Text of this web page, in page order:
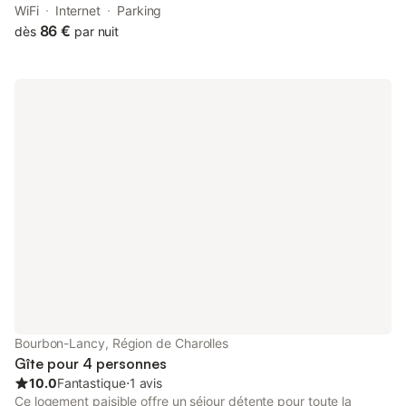
street views.
WiFi Internet
Parking
dès 86 € par nuit
Bourbon-Lancy, Région de Charolles
Gîte pour 4 personnes
10.0Fantastique⋅1 avis
Ce logement paisible offre un séjour détente pour toute la